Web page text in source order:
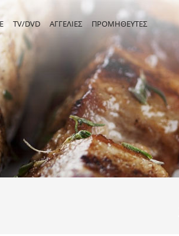
TV/DVD ΑΓΓΕΛΙΕΣ ΠΡΟΜΗΘΕΥΤΕΣ